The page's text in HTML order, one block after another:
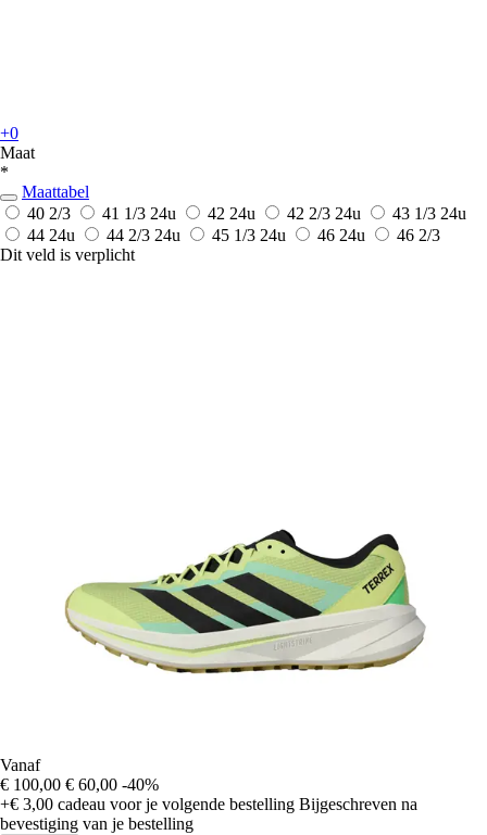
+0
Maat
*
Maattabel
40 2/3
41 1/3 24u 42 24u 42 2/3 24u 43 1/3 24u
44 24u 44 2/3 24u 45 1/3 24u 46 24u
46 2/3
Dit veld is verplicht
Vanaf
€ 100,00 € 60,00 -40%
+€ 3,00 cadeau voor je volgende bestelling Bijgeschreven na
bevestiging van je bestelling